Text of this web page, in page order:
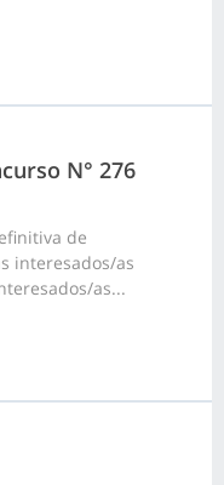
N° 276
de
interesados/as
as...